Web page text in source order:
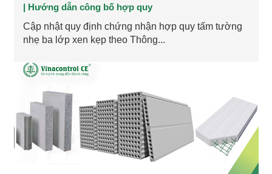
| Hướng dẫn công bố hợp quy
Cập nhật quy định chứng nhận hợp quy tấm tường
nhẹ ba lớp xen kẹp theo Thông...